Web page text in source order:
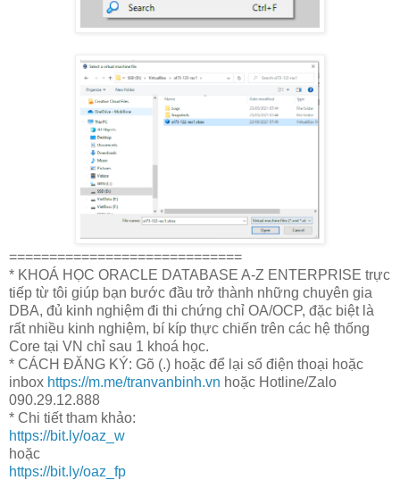
=============================
* KHOÁ HỌC ORACLE DATABASE A-Z ENTERPRISE trực
tiếp từ tôi giúp bạn bước đầu trở thành những chuyên gia
DBA, đủ kinh nghiệm đi thi chứng chỉ OA/OCP, đặc biệt là
rất nhiều kinh nghiệm, bí kíp thực chiến trên các hệ thống
Core tại VN chỉ sau 1 khoá học.
* CÁCH ĐĂNG KÝ: Gõ (.) hoặc để lại số điện thoại hoặc
inbox https://m.me/tranvanbinh.vn hoặc Hotline/Zalo
090.29.12.888
* Chi tiết tham khảo:
https://bit.ly/oaz_w
hoặc
https://bit.ly/oaz_fp